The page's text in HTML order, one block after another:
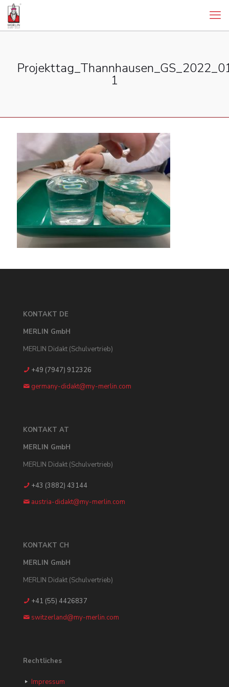
1
KONTAKT DE
MERLIN GmbH
MERLIN Didakt (Schulvertrieb)
+49 (7947) 912326
germany-didakt@my-merlin.com
KONTAKT AT
MERLIN GmbH
MERLIN Didakt (Schulvertrieb)
+43 (3882) 43144
austria-didakt@my-merlin.com
KONTAKT CH
MERLIN GmbH
MERLIN Didakt (Schulvertrieb)
+41 (55) 4426837
switzerland@my-merlin.com
Rechtliches
Impressum